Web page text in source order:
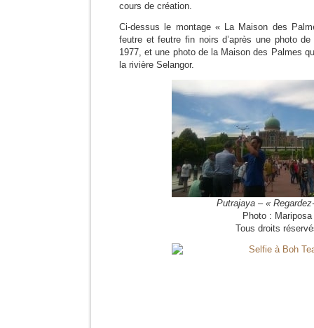
cours de création.
Ci-dessus le montage « La Maison des
feutre et feutre fin noirs d’après une photo
1977, et une photo de la Maison des Palmes
la rivière Selangor.
Putrajaya – «
Photo : Mariposa
Tous droits